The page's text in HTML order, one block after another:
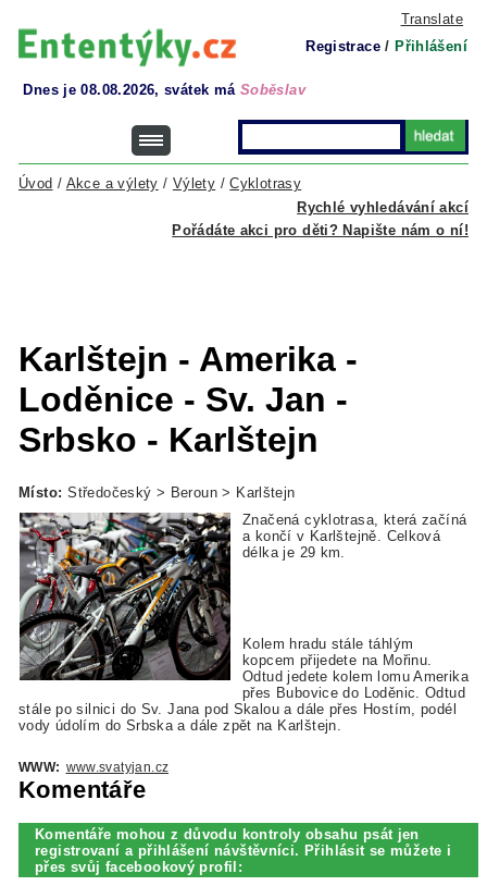
Translate
Registrace / Přihlášení
Dnes je 08.08.2026, svátek má Soběslav
Rychlé vyhledávání akcí
Úvod / Akce a výlety / Výlety /Cyklotrasy
Pořádáte akci pro děti? Napište nám o ní!
Karlštejn - Amerika -
Loděnice - Sv. Jan -
Srbsko - Karlštejn
Místo: Středočeský > Beroun > Karlštejn
Značená cyklotrasa, která začíná
a končí v Karlštejně. Celková
délka je 29 km.
Kolem hradu stále táhlým
kopcem přijedete na Mořinu.
Odtud jedete kolem lomu Amerika
přes Bubovice do Loděnic. Odtud
stále po silnici do Sv. Jana pod Skalou a dále přes Hostím, podél
vody údolím do Srbska a dále zpět na Karlštejn.
WWW: www.svatyjan.cz
Komentáře
Komentáře mohou z důvodu kontroly obsahu psát jen
registrovaní a přihlášení návštěvníci. Přihlásit se můžete i
přes svůj facebookový profil: